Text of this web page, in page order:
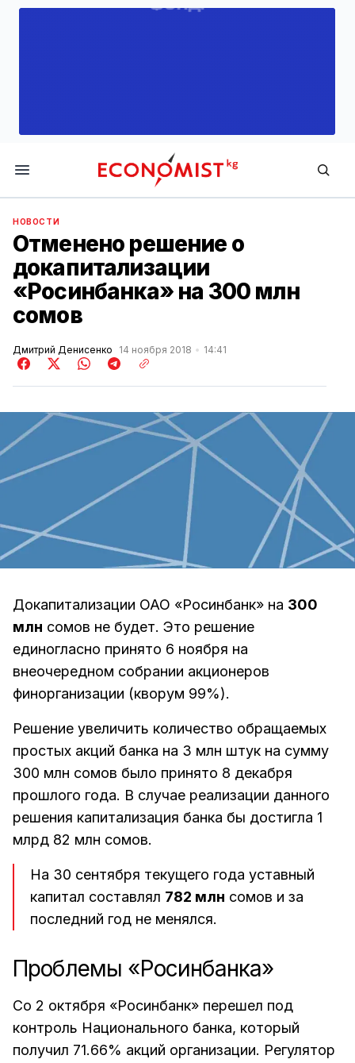
Economist.kg
НОВОСТИ
Отменено решение о
докапитализации
«Росинбанка» на 300 млн
сомов
Дмитрий Денисенко 14 ноября 2018 14:41
Докапитализации ОАО «Росинбанк» на 300
млн сомов не будет. Это решение
единогласно принято 6 ноября на
внеочередном собрании акционеров
финорганизации (кворум 99%).
Решение увеличить количество обращаемых
простых акций банка на 3 млн штук на сумму
300 млн сомов было принято 8 декабря
прошлого года. В случае реализации данного
решения капитализация банка бы достигла 1
млрд 82 млн сомов.
На 30 сентября текущего года уставный
капитал составлял 782 млн сомов и за
последний год не менялся.
Проблемы «Росинбанка»
Со 2 октября «Росинбанк» перешел под
контроль Национального банка, который
получил 71.66% акций организации. Регулятор